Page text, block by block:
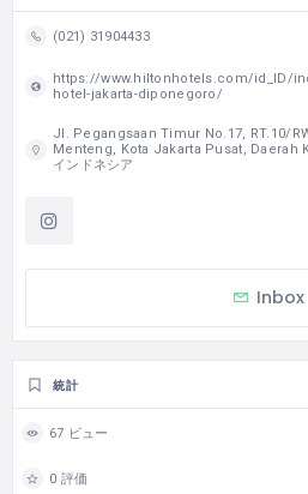
(021) 31904433
https://www.hiltonhotels.com/id_ID/
hotel-jakarta-diponegoro/
Jl. Pegangsaan Timur No.17, RT.10/
Menteng, Kota Jakarta Pusat, Daerah
インドネシア
Inbox
統計
67 ビュー
0 評価